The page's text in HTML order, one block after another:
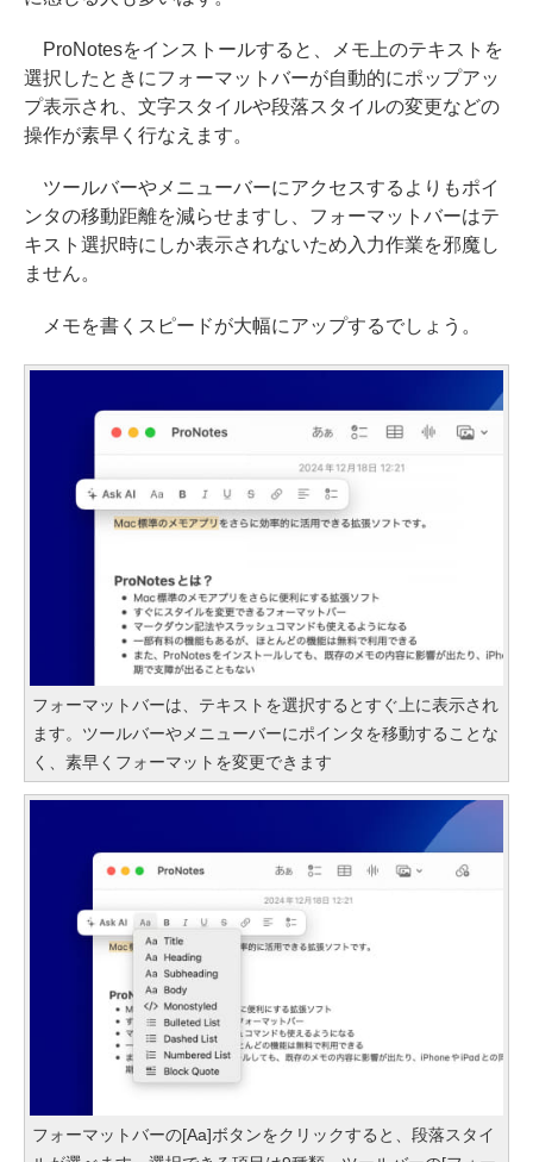
ProNotesをインストールすると、メモ上のテキストを
選択したときにフォーマットバーが自動的にポップアッ
プ表示され、文字スタイルや段落スタイルの変更などの
操作が素早く行なえます。
ツールバーやメニューバーにアクセスするよりもポイ
ンタの移動距離を減らせますし、フォーマットバーはテ
キスト選択時にしか表示されないため入力作業を邪魔し
ません。
メモを書くスピードが大幅にアップするでしょう。
フォーマットバーは、テキストを選択するとすぐ上に表示され
ます。ツールバーやメニューバーにポインタを移動することな
く、素早くフォーマットを変更できます
フォーマットバーの[Aa]ボタンをクリックすると、段落スタイ